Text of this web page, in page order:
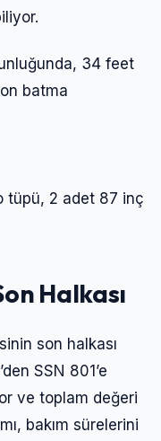
34 feet
batma
tüpü, 2 adet 87 inç
Halkası
son halkası
SSN 801’e
ve toplam değeri
bakım sürelerini